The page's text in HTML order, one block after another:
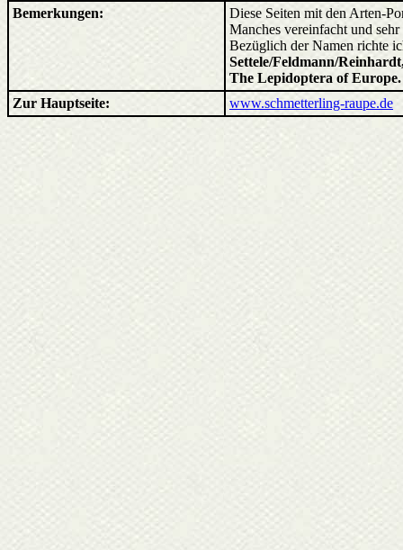
Bemerkungen:
Diese Seiten mit den Arten-
Manches vereinfacht und
Bezüglich der Namen richte
Settele/Feldmann/
The Lepidoptera of
Zur Hauptseite:
www.schmetterling-raupe.de